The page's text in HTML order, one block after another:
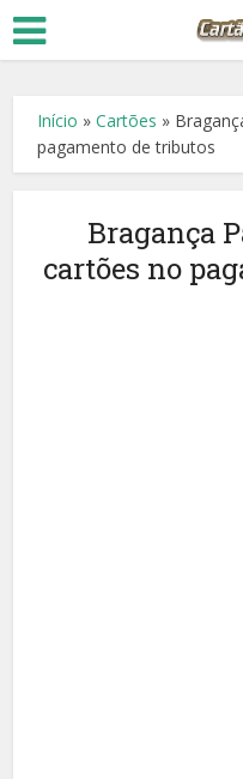
Início »Cartões »
pagamento de tributos
Bragança
cartões no